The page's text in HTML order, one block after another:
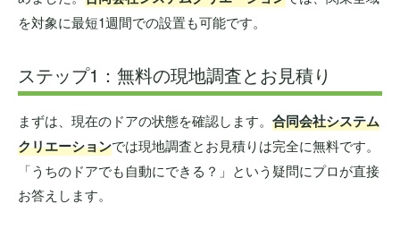
を対象に最短1週間での設置も可能です。
ステップ1：無料の現地調査とお見積り
まずは、現在のドアの状態を確認します。 合同会社システム
クリエーションでは現地調査とお見積りは完全に無料です。
「うちのドアでも自動にできる？」という疑問にプロが直接
お答えします。